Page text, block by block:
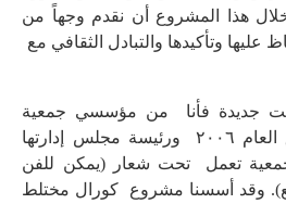
هذا المشروع أن نقدم وجهاً من
عليها وتأكيدها والتبادل الثقافي مع
جديدة فأنا من مؤسسي جمعية
النهضة الفنية في دمشق العام ٢٠٠٦ ورئيسة مجلس إدارتها
الجمعية تعمل تحت شعار (يمكن للفن
وقد أسسنا مشروع كورال مختلط